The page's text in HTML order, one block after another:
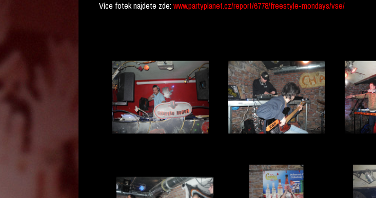
Více fotek najdete zde:www.partyplanet.cz/report/6778/freestyle-mondays/vse/